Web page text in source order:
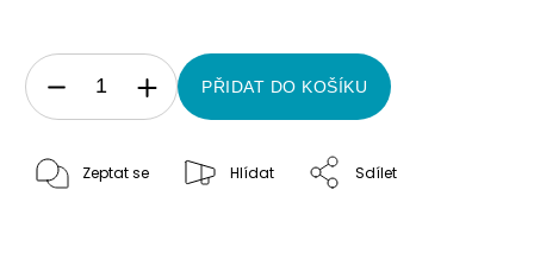
PŘIDAT DO KOŠÍKU
Zeptat se Hlídat Sdílet